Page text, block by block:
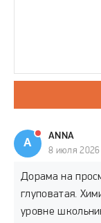
A
ANNA
8 июля 2026
Дорама на
глуповатая.
уровне